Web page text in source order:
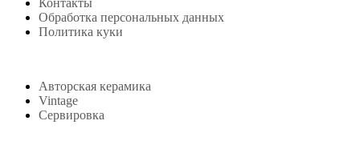
Контакты
Обработка персональных данных
Политика куки
Авторская керамика
Vintage
Сервировка